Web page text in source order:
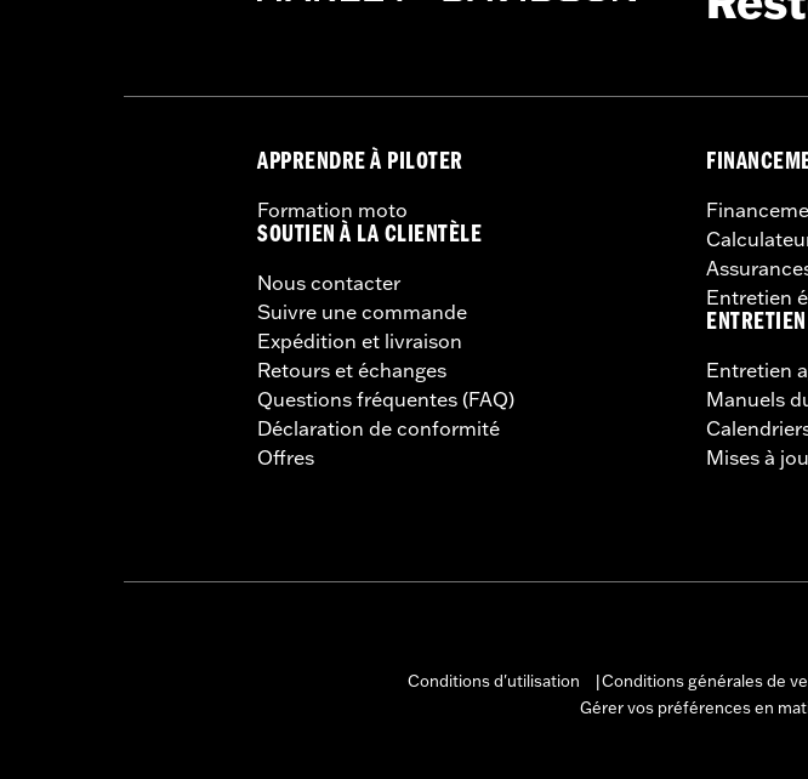
APPRENDRE À PILOTER
Formation moto
SOUTIEN À LA CLIENTÈLE
Nous contacter
Suivre une commande
Expédition et livraison
Retours et échanges
Questions fréquentes (FAQ)
Déclaration de conformité
Offres
Entretien
Entretien
Manuels
Mises à
Conditions d'utilisation
Conditions générales de
Gérer vos préférences en